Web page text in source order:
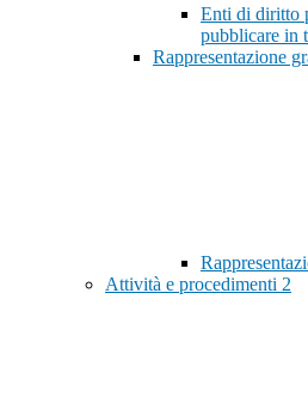
Enti di diritto
pubblicare in
Rappresentazione
Attività e procedimenti 2